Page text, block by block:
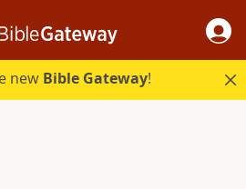
new Bible Gateway!